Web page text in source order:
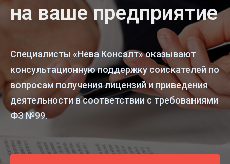
на ваше предприятие
Специалисты «Нева Консалт» оказывают
консультационную поддержку соискателей по
вопросам получения лицензий и приведения
деятельности в соответствии с требованиями
ФЗ №99.